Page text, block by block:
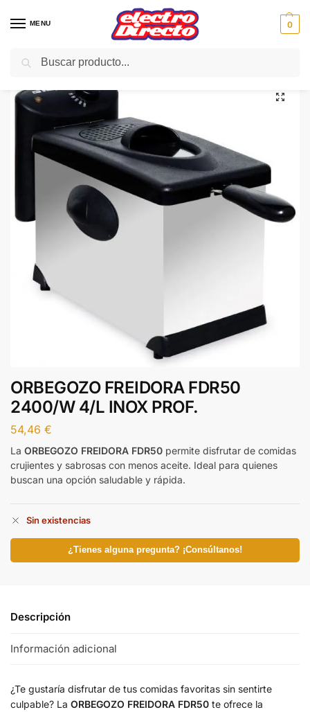
MENU 0
Inicio PAE / Freidoras eléctricas
ORBEGOZO FREIDORA FDR50
2400/W 4/L INOX PROF.
54,46 €
La ORBEGOZO FREIDORA FDR50 permite disfrutar de comidas
crujientes y sabrosas con menos aceite. Ideal para quienes
buscan una opción saludable y rápida.
Sin existencias
¿Tienes alguna pregunta? ¡Consúltanos!
Descripción
Información adicional
¿Te gustaría disfrutar de tus comidas favoritas sin sentirte
culpable? La ORBEGOZO FREIDORA FDR50 te ofrece la